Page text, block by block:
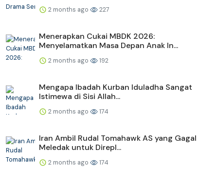
2 months ago 227
Menerapkan Cukai MBDK 2026:
Menyelamatkan Masa Depan Anak In...
2 months ago 192
Mengapa Ibadah Kurban Iduladha Sangat
Istimewa di Sisi Allah...
2 months ago 174
Iran Ambil Rudal Tomahawk AS yang Gagal
Meledak untuk Direpl...
2 months ago 174